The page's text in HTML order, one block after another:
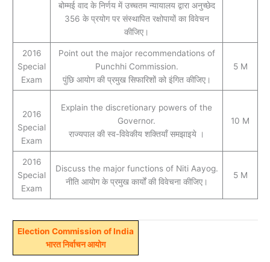
बोम्मई वाद के निर्णय में उच्चतम न्यायालय द्वारा अनुच्छेद
356 के प्रयोग पर संस्थापित रक्षोपायों का विवेचन
कीजिए।
2016
Special
Exam
Point out the major recommendations of
Punchhi Commission.
पुंछि आयोग की प्रमुख सिफारिशों को इंगित कीजिए।
5 M
2016
Special
Exam
Explain the discretionary powers of the
Governor.
राज्यपाल की स्व-विवेकीय शक्तियाँ समझाइये ।
10 M
2016
Special
Exam
Discuss the major functions of Niti Aayog.
नीति आयोग के प्रमुख कार्यों की विवेचना कीजिए।
5 M
Election Commission of India
भारत निर्वाचन आयोग